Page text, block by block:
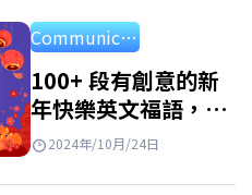
Communication
100+ 段有創意的新
年快樂英文福語，代
替 “Happy New
2024年/10月/24日